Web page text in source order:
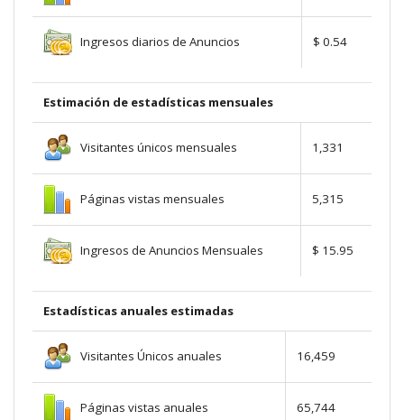
Ingresos diarios de Anuncios $ 0.54
Estimación de estadísticas mensuales
Visitantes únicos mensuales 1,331
Páginas vistas mensuales 5,315
Ingresos de Anuncios Mensuales $ 15.95
Estadísticas anuales estimadas
Visitantes Únicos anuales 16,459
Páginas vistas anuales 65,744